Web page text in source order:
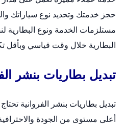
حجز خدمتك وتحديد نوع سياراتك
مستلزمات الخدمة ونوع البطارية
البطارية خلال وقت قياسي وبأقل
تبديل بطاريات بنشر
تبديل بطاريات بنشر الفروانية
أعلى مستوى من الجودة